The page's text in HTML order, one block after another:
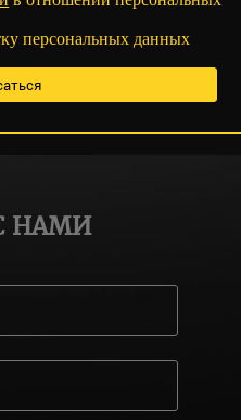
персональных данных
НАМИ